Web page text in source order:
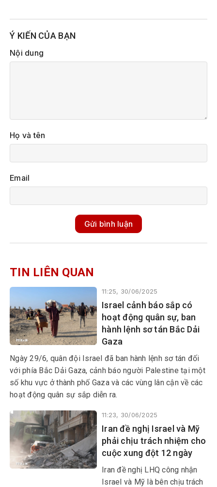
Ý KIẾN CỦA BẠN
Nội dung
Họ và tên
Email
Gửi bình luận
TIN LIÊN QUAN
11:25, 30/06/2025
Israel cảnh báo sắp có
hoạt động quân sự, ban
hành lệnh sơ tán Bắc Dải
Gaza
Ngày 29/6, quân đội Israel đã ban hành lệnh sơ tán đối
với phía Bắc Dải Gaza, cảnh báo người Palestine tại một
số khu vực ở thành phố Gaza và các vùng lân cận về các
hoạt động quân sự sắp diễn ra.
11:23, 30/06/2025
Iran đề nghị Israel và Mỹ
phải chịu trách nhiệm cho
cuộc xung đột 12 ngày
Iran đề nghị LHQ công nhận
Israel và Mỹ là bên chịu trách